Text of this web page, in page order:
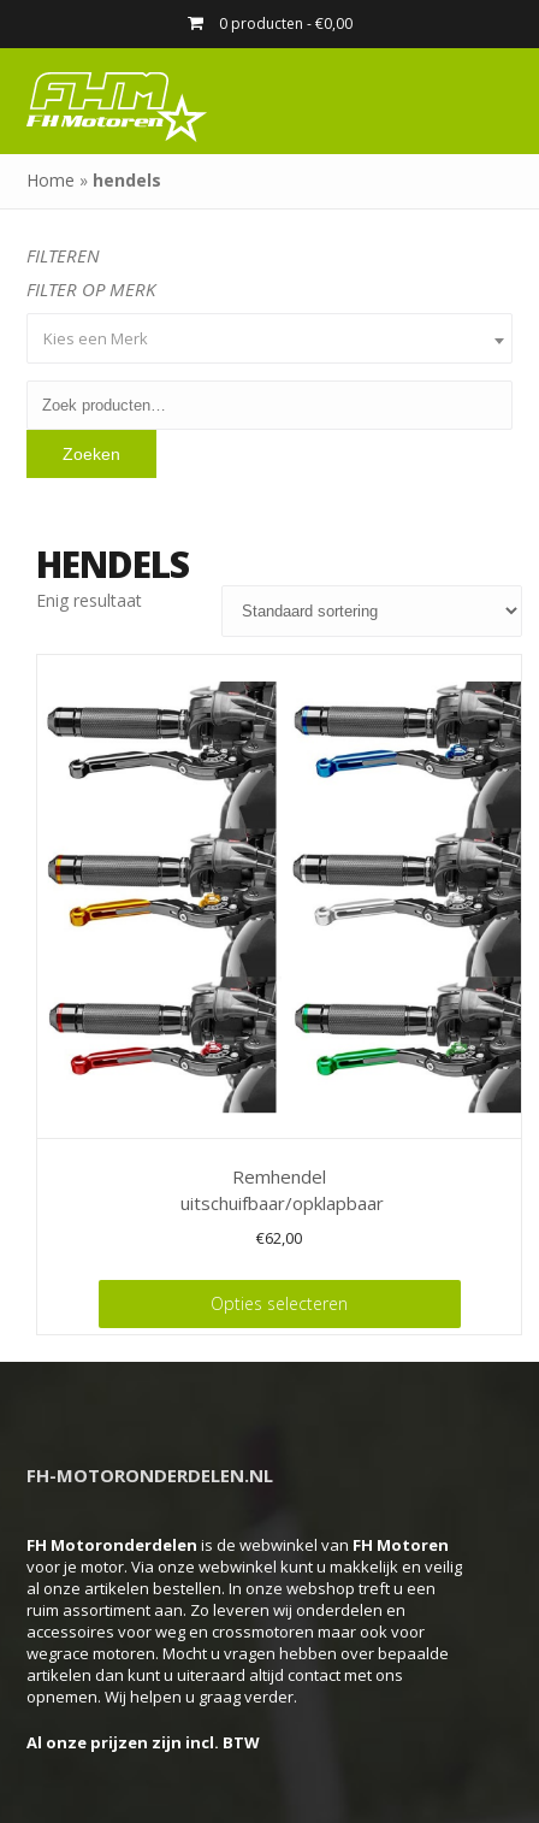
0 producten -€0,00
Home » hendels
FILTEREN
FILTER OP MERK
Kies een Merk
Zoeken
naar:
Zoeken
HENDELS
Enig resultaat
Remhendel
uitschuifbaar/opklapbaar
€62,00
Opties selecteren
heeft
optie
gekozen
worden
op
de
productpagina
FH-MOTORONDERDELEN.NL
FH Motoronderdelen is de webwinkel van FH Motoren
voor je motor. Via onze webwinkel kunt u makkelijk en veilig
al onze artikelen bestellen. In onze webshop treft u een
ruim assortiment aan. Zo leveren wij onderdelen en
accessoires voor weg en crossmotoren maar ook voor
wegrace motoren. Mocht u vragen hebben over bepaalde
artikelen dan kunt u uiteraard altijd contact met ons
opnemen. Wij helpen u graag verder.
Al onze prijzen zijn incl. BTW